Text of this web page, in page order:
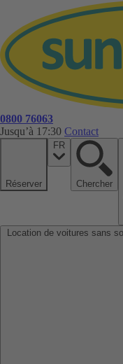
0800 76063
Jusqu’à 17:30 Contact
Réserver
FR
Chercher